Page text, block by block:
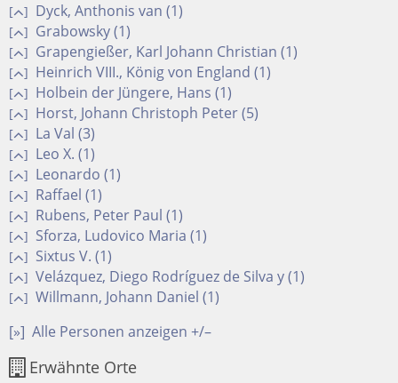
[ ] Dyck, Anthonis van (1)
[ ] Grabowsky (1)
[ ] Grapengießer, Karl Johann Christian (1)
[ ] Heinrich VIII., König von England (1)
[ ] Holbein der Jüngere, Hans (1)
[ ] Horst, Johann Christoph Peter (5)
[ ] La Val (3)
[ ] Leo X. (1)
[ ] Leonardo (1)
[ ] Raffael (1)
[ ] Rubens, Peter Paul (1)
[ ] Sforza, Ludovico Maria (1)
[ ] Sixtus V. (1)
[ ] Velázquez, Diego Rodríguez de Silva y (1)
[ ] Willmann, Johann Daniel (1)
[»] Alle Personen anzeigen +/–
Erwähnte Orte